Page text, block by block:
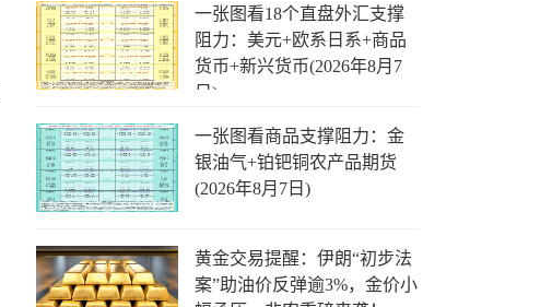
一张图看18个直盘外汇支撑
阻力：美元+欧系日系+商品
货币+新兴货币(2026年8月7
日)
一张图看商品支撑阻力：金
银油气+铂钯铜农产品期货
(2026年8月7日)
黄金交易提醒：伊朗“初步法
案”助油价反弹逾3%，金价小